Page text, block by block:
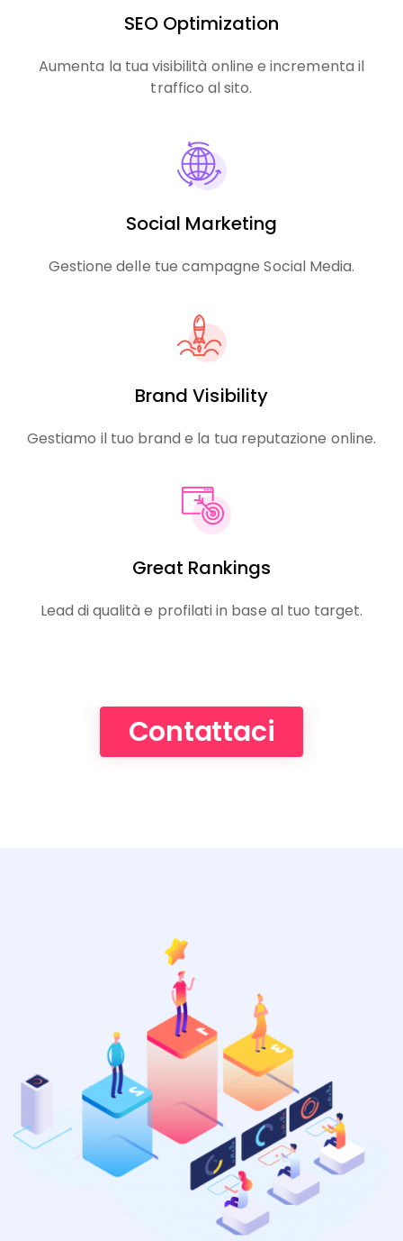
SEO Optimization
Aumenta la tua visibilità online e incrementa il
traffico al sito.
Social Marketing
Gestione delle tue campagne Social Media.
Brand Visibility
Gestiamo il tuo brand e la tua reputazione online.
Great Rankings
Lead di qualità e profilati in base al tuo target.
Contattaci